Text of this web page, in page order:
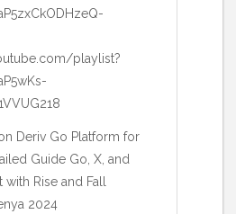
playlist?
Deriv Go Platform for
Guide Go, X, and
Rise and Fall
2024